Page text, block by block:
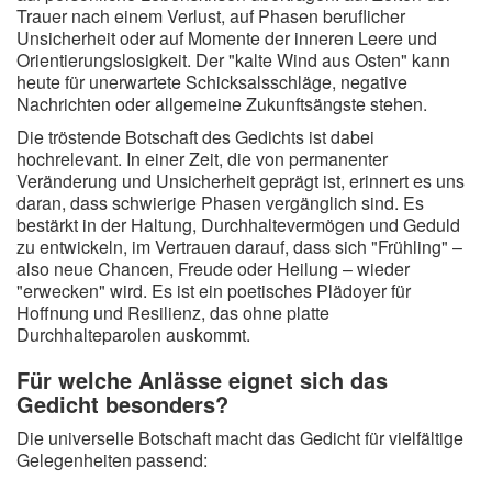
Trauer nach einem Verlust, auf Phasen beruflicher
Unsicherheit oder auf Momente der inneren Leere und
Orientierungslosigkeit. Der "kalte Wind aus Osten" kann
heute für unerwartete Schicksalsschläge, negative
Nachrichten oder allgemeine Zukunftsängste stehen.
Die tröstende Botschaft des Gedichts ist dabei
hochrelevant. In einer Zeit, die von permanenter
Veränderung und Unsicherheit geprägt ist, erinnert es uns
daran, dass schwierige Phasen vergänglich sind. Es
bestärkt in der Haltung, Durchhaltevermögen und Geduld
zu entwickeln, im Vertrauen darauf, dass sich "Frühling" –
also neue Chancen, Freude oder Heilung – wieder
"erwecken" wird. Es ist ein poetisches Plädoyer für
Hoffnung und Resilienz, das ohne platte
Durchhalteparolen auskommt.
Für welche Anlässe eignet sich das
Gedicht besonders?
Die universelle Botschaft macht das Gedicht für vielfältige
Gelegenheiten passend: